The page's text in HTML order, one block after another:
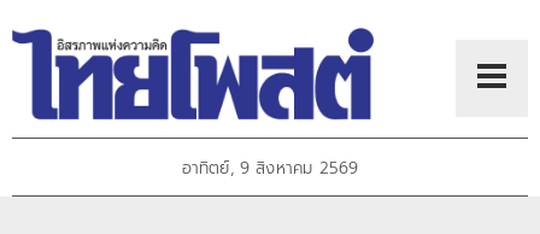
อาทิตย์, 9 สิงหาคม 2569